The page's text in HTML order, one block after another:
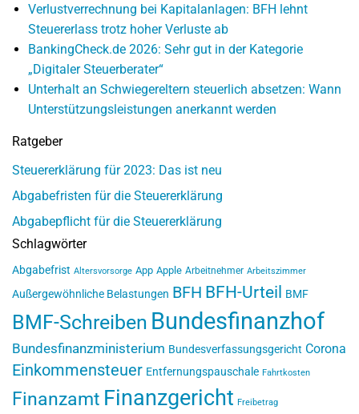
Verlustverrechnung bei Kapitalanlagen: BFH lehnt
Steuererlass trotz hoher Verluste ab
BankingCheck.de 2026: Sehr gut in der Kategorie
„Digitaler Steuerberater“
Unterhalt an Schwiegereltern steuerlich absetzen: Wann
Unterstützungsleistungen anerkannt werden
Ratgeber
Steuererklärung für 2023: Das ist neu
Abgabefristen für die Steuererklärung
Abgabepflicht für die Steuererklärung
Schlagwörter
Abgabefrist Altersvorsorge App Apple Arbeitnehmer Arbeitszimmer
Außergewöhnliche Belastungen BFH BFH-Urteil BMF
BMF-Schreiben Bundesfinanzhof
Bundesfinanzministerium Bundesverfassungsgericht Corona
Einkommensteuer Entfernungspauschale Fahrtkosten
Finanzamt Finanzgericht Freibetrag